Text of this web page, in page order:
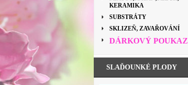
KERAMIKA
SUBSTRÁTY
SKLIZEŇ, ZAVAŘOVÁNÍ
DÁRKOVÝ POUKAZ
SLAĎOUNKÉ PLODY